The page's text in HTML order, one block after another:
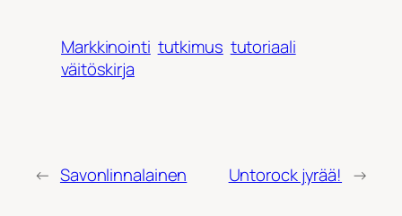
Markkinointi tutkimus tutoriaali
väitöskirja
← Savonlinnalainen Untorock jyrää! →